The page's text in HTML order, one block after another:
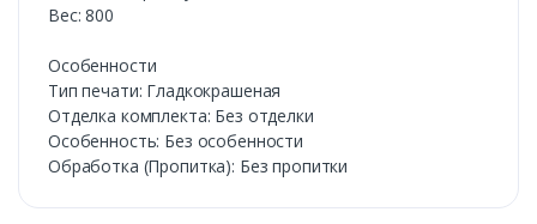
Вес: 800
Особенности
Тип печати: Гладкокрашеная
Отделка комплекта: Без отделки
Особенность: Без особенности
Обработка (Пропитка): Без пропитки